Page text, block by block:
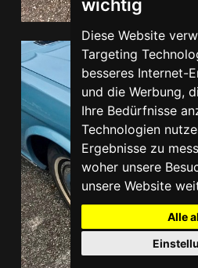
wichtig
Diese Website
Targeting
besseres Internet-
und die Werbung,
Ihre Bedürfnisse
Technologien
Ergebnisse zu
woher unsere
unsere Website
Alle